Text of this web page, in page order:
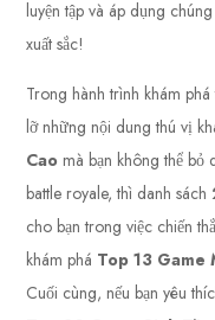
luyện tập và áp dụng
xuất sắc!
Trong hành trình khám
lỡ những nội dung thú vị
Cao mà bạn không thể bỏ
battle royale, thì danh sách
cho bạn trong việc chiến
khám phá Top 13 Game
Cuối cùng, nếu bạn yêu